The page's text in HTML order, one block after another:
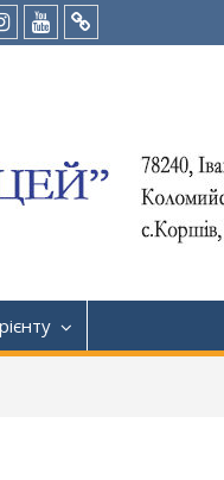
Instagram
Youtube
Tik-